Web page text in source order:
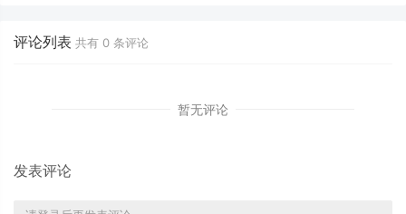
评论列表 共有 0 条评论
暂无评论
发表评论